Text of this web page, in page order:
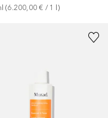
(6.200,00 € / 1 )